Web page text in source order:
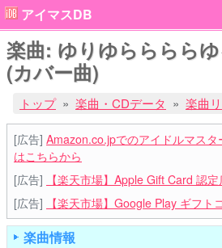
アイマスDB
楽曲: ゆりゆらららら
(カバー曲)
トップ 楽曲・CDデータ 楽曲
[広告] Amazon.co.jpでのアイドルマス
はこちらから
[広告]
【楽天市場】Apple Gift Card 認定
[広告]
【楽天市場】Google Play ギフト
楽曲情報